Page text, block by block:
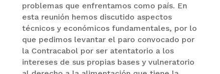
problemas que enfrentamos como país. En
esta reunión hemos discutido aspectos
técnicos y económicos fundamentales, por lo
que pedimos levantar el paro convocado por
la Contracabol por ser atentatorio a los
intereses de sus propias bases y vulneratorio